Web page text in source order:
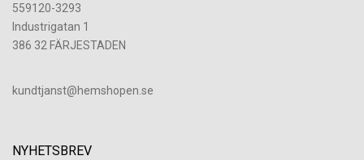
559120-3293
Industrigatan 1
386 32 FÄRJESTADEN
​kundtjanst@hemshopen.se
NYHETSBREV